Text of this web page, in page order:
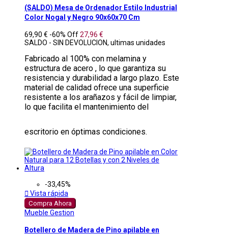
(SALDO) Mesa de Ordenador Estilo Industrial
Color Nogal y Negro 90x60x70 Cm
69,90 € -60% Off27,96 €
SALDO - SIN DEVOLUCION, ultimas unidades
Fabricado al 100% con melamina y
estructura de acero , lo que garantiza su
resistencia y durabilidad a largo plazo. Este
material de calidad ofrece una superficie
resistente a los arañazos y fácil de limpiar,
lo que facilita el mantenimiento del
escritorio en óptimas condiciones.
-33,45%
 Vista rápida
Compra Ahora
Mueble Gestion
Botellero de Madera de Pino apilable en